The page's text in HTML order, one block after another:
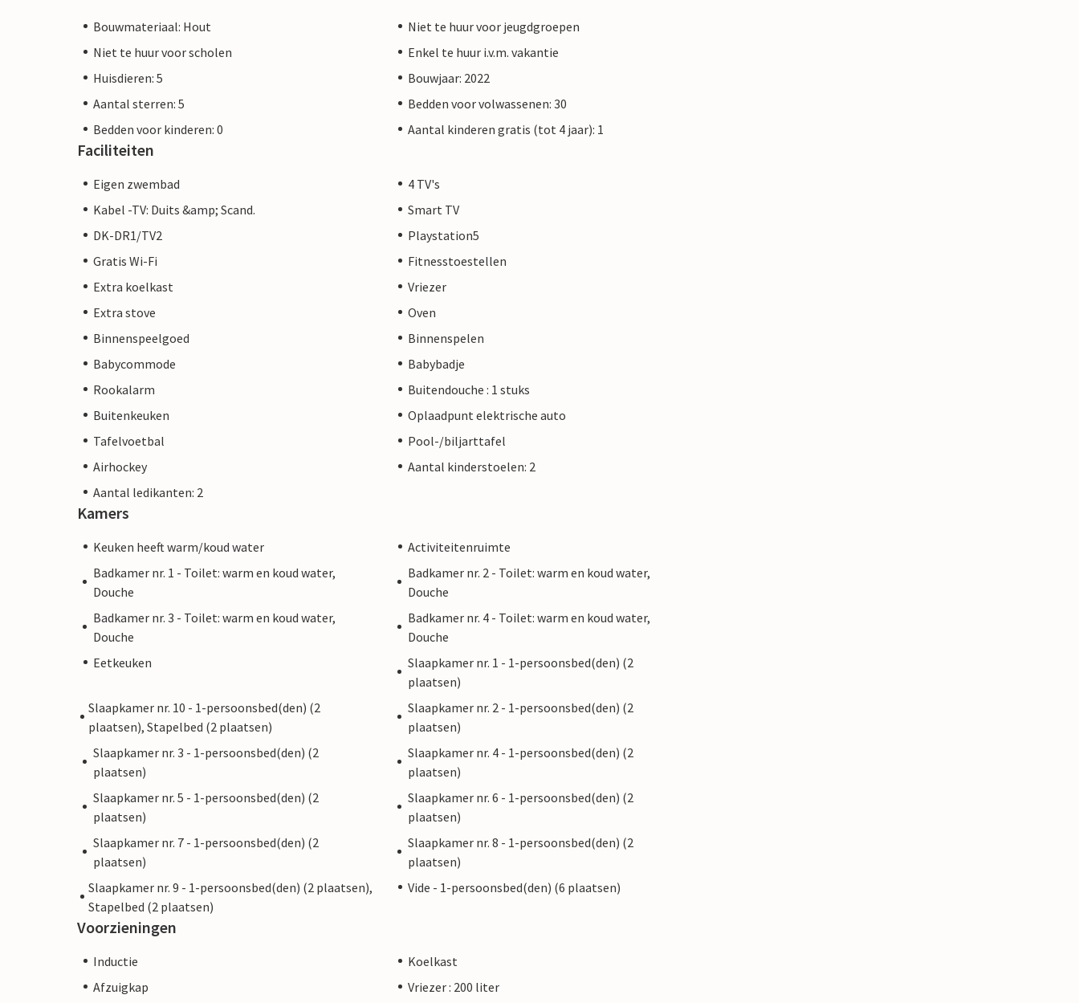
Bouwmateriaal: Hout
Niet te huur voor jeugdgroepen
Niet te huur voor scholen
Enkel te huur i.v.m. vakantie
Huisdieren: 5
Bouwjaar: 2022
Aantal sterren: 5
Bedden voor volwassenen: 30
Bedden voor kinderen: 0
Aantal kinderen gratis (tot 4 jaar): 1
Faciliteiten
Eigen zwembad
4 TV's
Kabel -TV: Duits &amp; Scand.
Smart TV
DK-DR1/TV2
Playstation5
Gratis Wi-Fi
Fitnesstoestellen
Extra koelkast
Vriezer
Extra stove
Oven
Binnenspeelgoed
Binnenspelen
Babycommode
Babybadje
Rookalarm
Buitendouche : 1 stuks
Buitenkeuken
Oplaadpunt elektrische auto
Tafelvoetbal
Pool-/biljarttafel
Airhockey
Aantal kinderstoelen: 2
Aantal ledikanten: 2
Kamers
Keuken heeft warm/koud water
Activiteitenruimte
Badkamer nr. 1 - Toilet: warm en koud water,
Douche
Badkamer nr. 2 - Toilet: warm en koud water,
Douche
Badkamer nr. 3 - Toilet: warm en koud water,
Douche
Badkamer nr. 4 - Toilet: warm en koud water,
Douche
Eetkeuken
Slaapkamer nr. 1 - 1-persoonsbed(den) (2
plaatsen)
Slaapkamer nr. 10 - 1-persoonsbed(den) (2
plaatsen), Stapelbed (2 plaatsen)
Slaapkamer nr. 2 - 1-persoonsbed(den) (2
plaatsen)
Slaapkamer nr. 3 - 1-persoonsbed(den) (2
plaatsen)
Slaapkamer nr. 4 - 1-persoonsbed(den) (2
plaatsen)
Slaapkamer nr. 5 - 1-persoonsbed(den) (2
plaatsen)
Slaapkamer nr. 6 - 1-persoonsbed(den) (2
plaatsen)
Slaapkamer nr. 7 - 1-persoonsbed(den) (2
plaatsen)
Slaapkamer nr. 8 - 1-persoonsbed(den) (2
plaatsen)
Slaapkamer nr. 9 - 1-persoonsbed(den) (2 plaatsen),
Stapelbed (2 plaatsen)
Vide - 1-persoonsbed(den) (6 plaatsen)
Voorzieningen
Inductie
Koelkast
Afzuigkap
Vriezer : 200 liter